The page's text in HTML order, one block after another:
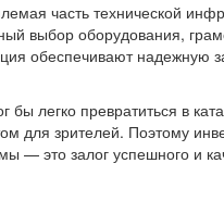
часть технической
выбор оборудования,
обеспечивают надежную
бы легко превратиться в
для зрителей. Поэтому
— это залог успешного и